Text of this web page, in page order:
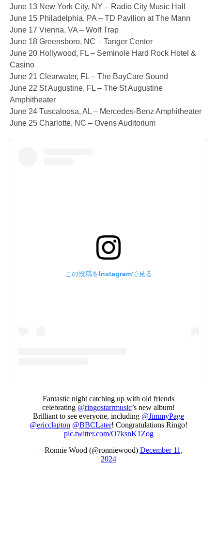
June 13 New York City, NY – Radio City Music Hall
June 15 Philadelphia, PA – TD Pavilion at The Mann
June 17 Vienna, VA – Wolf Trap
June 18 Greensboro, NC – Tanger Center
June 20 Hollywood, FL – Seminole Hard Rock Hotel &
Casino
June 21 Clearwater, FL – The BayCare Sound
June 22 St Augustine, FL – The St Augustine
Amphitheater
June 24 Tuscaloosa, AL – Mercedes-Benz Amphitheater
June 25 Charlotte, NC – Ovens Auditorium